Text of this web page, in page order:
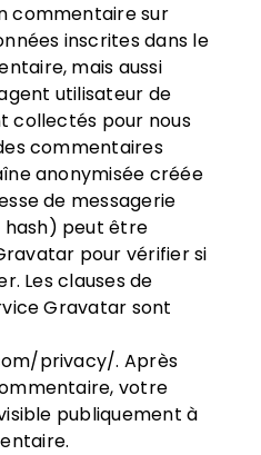
commentaire sur
inscrites dans le
mais aussi
utilisateur de
collectés pour nous
commentaires
anonymisée créée
de messagerie
peut être
pour vérifier si
Les clauses de
Gravatar sont
privacy/. Après
votre
publiquement à